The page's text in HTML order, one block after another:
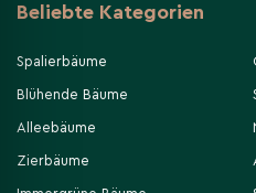
Beliebte Kategorien
Spalierbäume
Blühende Bäume
Alleebäume
Zierbäume